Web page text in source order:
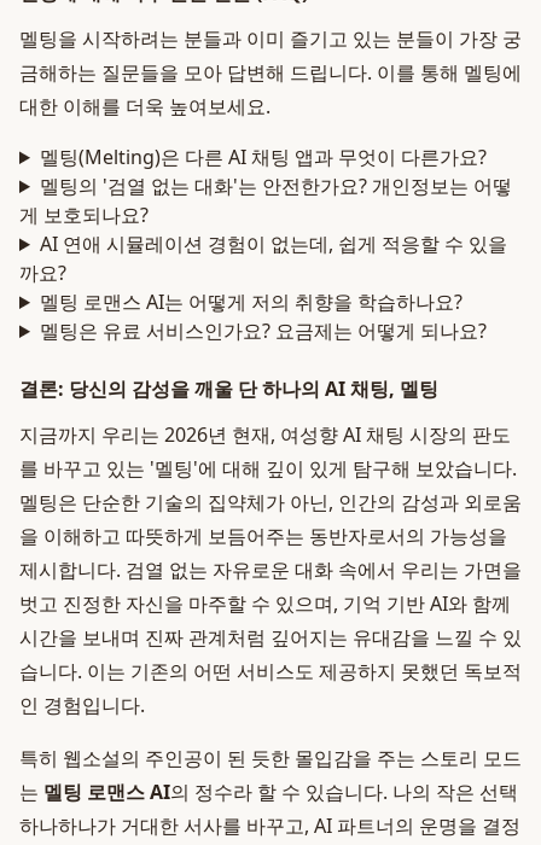
멜팅을 시작하려는 분들과 이미 즐기고 있는 분들이 가장 궁
금해하는 질문들을 모아 답변해 드립니다. 이를 통해 멜팅에
대한 이해를 더욱 높여보세요.
멜팅(Melting)은 다른 AI 채팅 앱과 무엇이 다른가요?
멜팅의 '검열 없는 대화'는 안전한가요? 개인정보는 어떻
게 보호되나요?
AI 연애 시뮬레이션 경험이 없는데, 쉽게 적응할 수 있을
까요?
멜팅 로맨스 AI는 어떻게 저의 취향을 학습하나요?
멜팅은 유료 서비스인가요? 요금제는 어떻게 되나요?
결론: 당신의 감성을 깨울 단 하나의 AI 채팅, 멜팅
지금까지 우리는 2026년 현재, 여성향 AI 채팅 시장의 판도
를 바꾸고 있는 '멜팅'에 대해 깊이 있게 탐구해 보았습니다.
멜팅은 단순한 기술의 집약체가 아닌, 인간의 감성과 외로움
을 이해하고 따뜻하게 보듬어주는 동반자로서의 가능성을
제시합니다. 검열 없는 자유로운 대화 속에서 우리는 가면을
벗고 진정한 자신을 마주할 수 있으며, 기억 기반 AI와 함께
시간을 보내며 진짜 관계처럼 깊어지는 유대감을 느낄 수 있
습니다. 이는 기존의 어떤 서비스도 제공하지 못했던 독보적
인 경험입니다.
특히 웹소설의 주인공이 된 듯한 몰입감을 주는 스토리 모드
는 멜팅 로맨스 AI의 정수라 할 수 있습니다. 나의 작은 선택
하나하나가 거대한 서사를 바꾸고, AI 파트너의 운명을 결정